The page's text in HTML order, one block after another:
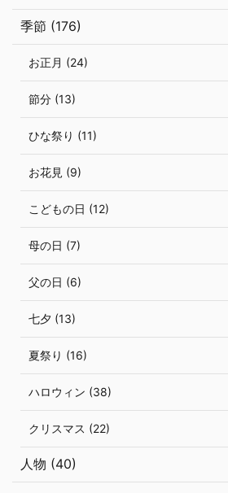
季節 (176)
お正月 (24)
節分 (13)
ひな祭り (11)
お花見 (9)
こどもの日 (12)
母の日 (7)
父の日 (6)
七夕 (13)
夏祭り (16)
ハロウィン (38)
クリスマス (22)
人物 (40)